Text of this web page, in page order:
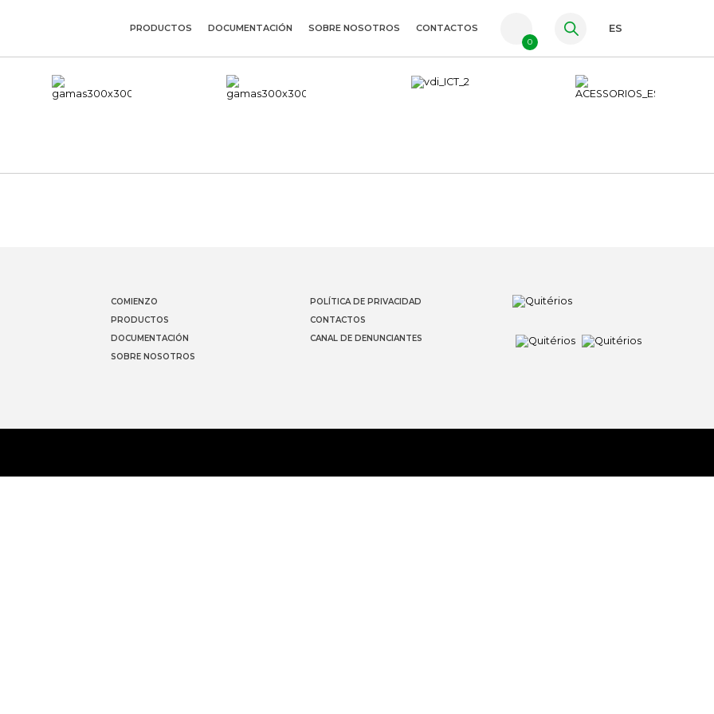
FR
PRODUCTOS DOCUMENTACIÓN SOBRE NOSOTROS CONTACTOS
0
ES
COMIENZO
PRODUCTOS
DOCUMENTACIÓN
SOBRE NOSOTROS
POLÍTICA DE PRIVACIDAD
CONTACTOS
CANAL DE DENUNCIANTES